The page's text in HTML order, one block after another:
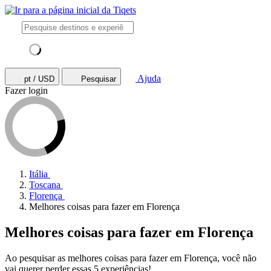
pt / USD Pesquisar
Ajuda
Fazer login
Itália
Toscana
Florença
Melhores coisas para fazer em Florença
Melhores coisas para fazer em Florença
Ao pesquisar as melhores coisas para fazer em Florença, você não
vai querer perder essas 5 experiências!